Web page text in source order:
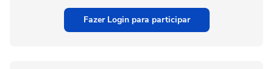
Fazer Login para participar